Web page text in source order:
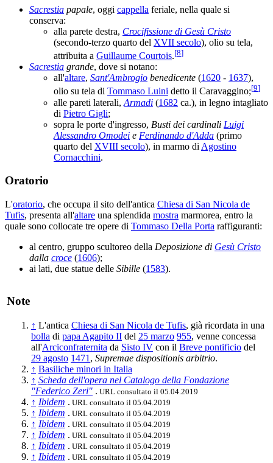
Sacrestia papale, oggi cappella feriale, nella quale si
conserva:
alla parete destra, Crocifissione di Gesù Cristo
(secondo-terzo quarto del XVII secolo), olio su tela,
attribuita a Guillaume Courtois.[8]
Sacrestia grande, dove si notano:
all'altare, Sant'Ambrogio benedicente (1620 - 1637),
olio su tela di Tommaso Luini detto il Caravaggino;[9]
alle pareti laterali, Armadi (1682 ca.), in legno intagliato
di Pietro Gigli;
sopra le porte d'ingresso, Busti dei cardinali Luigi
Alessandro Omodei e Ferdinando d'Adda (primo
quarto del XVIII secolo), in marmo di Agostino
Cornacchini.
Oratorio
L'oratorio, che occupa il sito dell'antica Chiesa di San Nicola de
Tufis, presenta all'altare una splendida mostra marmorea, entro la
quale sono collocate tre opere di Tommaso Della Porta raffiguranti:
al centro, gruppo scultoreo della Deposizione di Gesù Cristo
dalla croce (1606);
ai lati, due statue delle Sibille (1583).
Note
↑ L'antica Chiesa di San Nicola de Tufis, già ricordata in una
bolla di papa Agapito II del 25 marzo 955, venne concessa
all'Arciconfraternita da Sisto IV con il Breve pontificio del
29 agosto 1471 , Supremae dispositionis arbitrio.
↑ Basiliche minori in Italia
↑ Scheda dell'opera nel Catalogo della Fondazione
"Federico Zeri" . URL consultato il 05.04.2019
↑ Ibidem . URL consultato il 05.04.2019
↑ Ibidem . URL consultato il 05.04.2019
↑ Ibidem . URL consultato il 05.04.2019
↑ Ibidem . URL consultato il 05.04.2019
↑ Ibidem . URL consultato il 05.04.2019
↑ Ibidem . URL consultato il 05.04.2019